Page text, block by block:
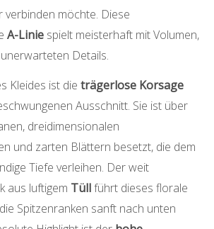
verbinden möchte. Diese
A-Linie spielt meisterhaft mit Volumen,
Details.
Kleides ist die trägerlose Korsage
Ausschnitt. Sie ist über
dreidimensionalen
und zarten Blättern besetzt, die dem
Tiefe verleihen. Der weit
aus luftigem Tüllführt dieses florale
Spitzenranken sanft nach unten